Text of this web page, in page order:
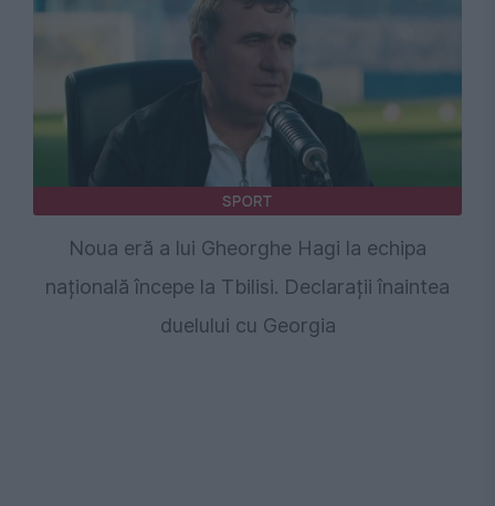
SPORT
Noua eră a lui Gheorghe Hagi la echipa
națională începe la Tbilisi. Declarații înaintea
duelului cu Georgia